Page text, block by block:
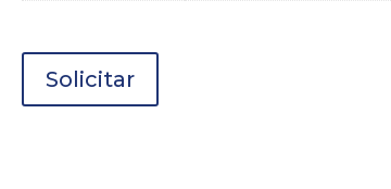
Solicitar